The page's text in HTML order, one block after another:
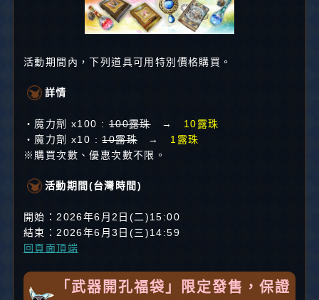
活動期間內，下列道具可用特別價格購買。
詳情
・魔力劑 x100 :100露珠→ 10露珠
・魔力劑 x10 :10露珠→ 1露珠
※購買次數、優惠次數不限。
活動期間(台灣時間)
開始：2026年6月2日(二)15:00
結束：2026年6月3日(三)14:59
回頁面頂端
「武器開孔福袋」限定發售，保證